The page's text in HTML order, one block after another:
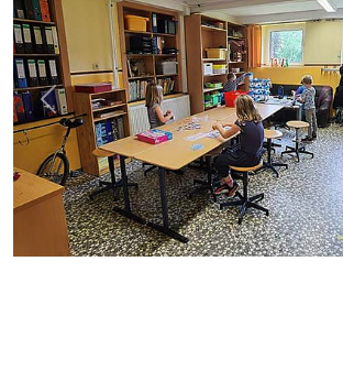
zurück